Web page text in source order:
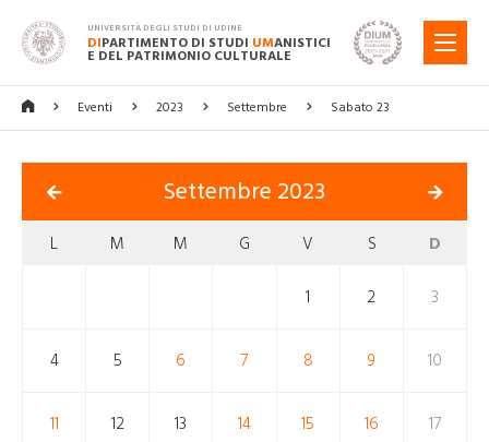
UNIVERSITÀ DEGLI STUDI DI UDINE
DIPARTIMENTO DI STUDI UMANISTICI
E DEL PATRIMONIO CULTURALE
MENU
Eventi 2023 Settembre Sabato 23
Settembre 2023
L M M G V S D
1 2 3
4 5 6 7 8 9 10
11 12 13 14 15 16 17